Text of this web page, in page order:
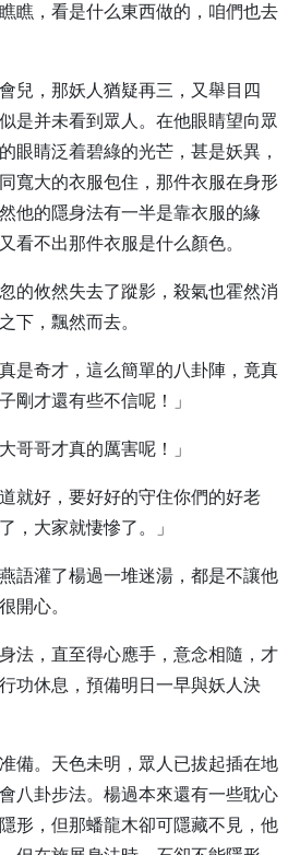
瞧，看是什么東西做的，咱們也去
兒，那妖人猶疑再三，又舉目四
是并未看到眾人。在他眼睛望向眾
眼睛泛着碧綠的光芒，甚是妖異，
寬大的衣服包住，那件衣服在身形
他的隱身法有一半是靠衣服的緣
看不出那件衣服是什么顏色。
的攸然失去了蹤影，殺氣也霍然消
下，飄然而去。
是奇才，這么簡單的八卦陣，竟真
剛才還有些不信呢！」
哥哥才真的厲害呢！」
就好，要好好的守住你們的好老
，大家就悽慘了。」
語灌了楊過一堆迷湯，都是不讓他
開心。
法，直至得心應手，意念相隨，才
功休息，預備明日一早與妖人決
備。天色未明，眾人已拔起插在地
八卦步法。楊過本來還有一些耽心
形，但那蟠龍木卻可隱藏不見，他